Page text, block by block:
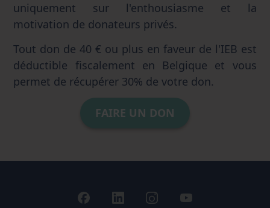
uniquement sur l'enthousiasme et la
motivation de donateurs privés.
Tout don de 40 € ou plus en faveur de l'IEB est
déductible fiscalement en Belgique et vous
permet de récupérer 30% de votre don.
FAIRE UN DON